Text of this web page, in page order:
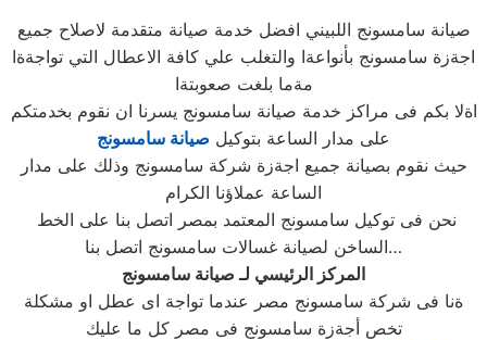
صيانة سامسونج اللبيني افضل خدمة صيانة متقدمة لاصلاح جميع
اجةزة سامسونج بأنواعةا والتغلب علي كافة الاعطال التي تواجةةا
مةما بلغت صعوبتةا
اةلا بكم فى مراكز خدمة صيانة سامسونج يسرنا ان نقوم بخدمتكم
على مدار الساعة بتوكيل صيانة سامسونج
حيث نقوم بصيانة جميع اجةزة شركة سامسونج وذلك على مدار
الساعة عملاؤنا الكرام
الساخن لصيانة غسالات سامسونج اتصل بنا…
المركز الرئيسي لـ صيانة سامسونج
ةنا فى شركة سامسونج مصر عندما تواجة اى عطل او مشكلة
تخص أجةزة سامسونج فى مصر كل ما عليك